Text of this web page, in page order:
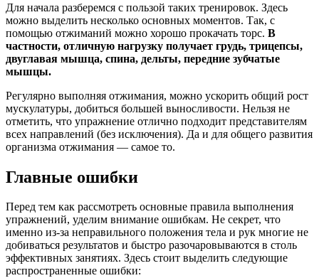
Для начала разберемся с пользой таких тренировок. Здесь
можно выделить несколько основных моментов. Так, с
помощью отжиманий можно хорошо прокачать торс. В
частности, отличную нагрузку получает грудь, трицепсы,
двуглавая мышца, спина, дельты, передние зубчатые
мышцы.
Регулярно выполняя отжимания, можно ускорить общий рост
мускулатуры, добиться большей выносливости. Нельзя не
отметить, что упражнение отлично подходит представителям
всех направлений (без исключения). Да и для общего развития
организма отжимания — самое то.
Главные ошибки
Перед тем как рассмотреть основные правила выполнения
упражнений, уделим внимание ошибкам. Не секрет, что
именно из-за неправильного положения тела и рук многие не
добиваться результатов и быстро разочаровываются в столь
эффективных занятиях. Здесь стоит выделить следующие
распространенные ошибки: